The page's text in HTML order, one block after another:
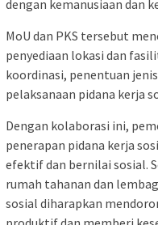
dengan kemanusiaan dan
MoU dan PKS tersebut
penyediaan lokasi dan
koordinasi, penentuan
pelaksanaan pidana kerja
Dengan kolaborasi ini,
penerapan pidana kerja
efektif dan bernilai sosial.
rumah tahanan dan
sosial diharapkan